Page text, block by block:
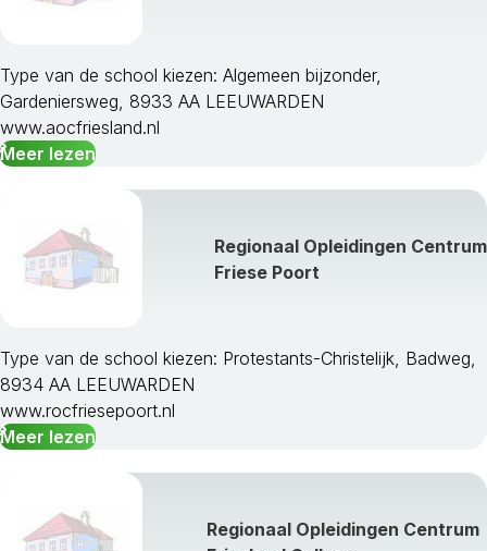
Type van de school kiezen: Algemeen bijzonder,
Gardeniersweg, 8933 AA LEEUWARDEN
www.aocfriesland.nl
Meer lezen
Regionaal Opleidingen Centrum
Friese Poort
Type van de school kiezen: Protestants-Christelijk, Badweg,
8934 AA LEEUWARDEN
www.rocfriesepoort.nl
Meer lezen
Regionaal Opleidingen Centrum